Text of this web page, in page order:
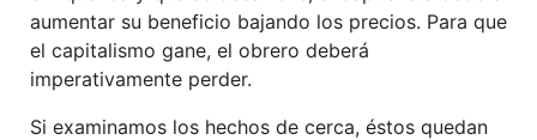
aumentar su beneficio bajando los precios. Para que
el capitalismo gane, el obrero deberá
imperativamente perder.
Si examinamos los hechos de cerca, éstos quedan